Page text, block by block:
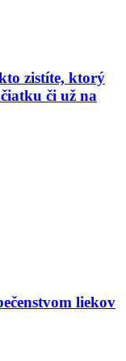
zistíte, ktorý
či už na
liekov